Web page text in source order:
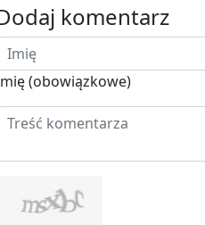
komentarz
(obowiązkowe)